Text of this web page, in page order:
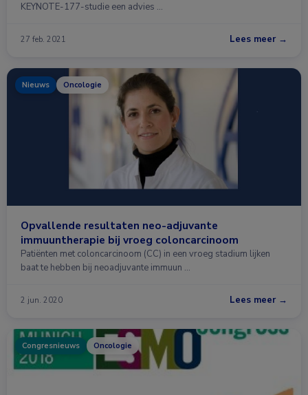
KEYNOTE-177-studie een advies …
27 feb. 2021 Lees meer →
Nieuws Oncologie
Opvallende resultaten neo-adjuvante
immuuntherapie bij vroeg coloncarcinoom
Patiënten met coloncarcinoom (CC) in een vroeg stadium lijken
baat te hebben bij neoadjuvante immuun …
2 jun. 2020 Lees meer →
Congresnieuws Oncologie